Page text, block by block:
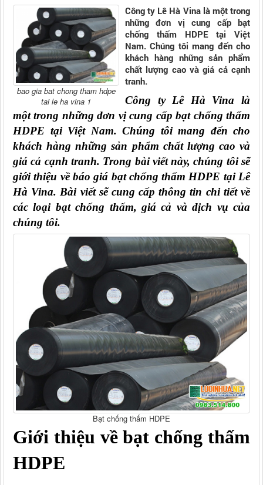
bao gia bat chong tham hdpe
tai le ha vina 1
Công ty Lê Hà Vina là một trong
những đơn vị cung cấp bạt
chống thấm HDPE tại Việt
Nam. Chúng tôi mang đến cho
khách hàng những sản phẩm
chất lượng cao và giá cả cạnh
tranh.
Công ty Lê Hà Vina là
một trong những đơn vị cung cấp bạt chống thấm
HDPE tại Việt Nam. Chúng tôi mang đến cho
khách hàng những sản phẩm chất lượng cao và
giá cả cạnh tranh. Trong bài viết này, chúng tôi sẽ
giới thiệu về báo giá bạt chống thấm HDPE tại Lê
Hà Vina. Bài viết sẽ cung cấp thông tin chi tiết về
các loại bạt chống thấm, giá cả và dịch vụ của
chúng tôi.
Bạt chống thấm HDPE
Giới thiệu về bạt chống thấm
HDPE